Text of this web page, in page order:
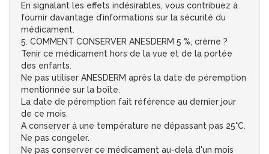
En signalant les effets indésirables, vous contribuez à
fournir davantage d’informations sur la sécurité du
médicament.
5. COMMENT CONSERVER ANESDERM 5 %, crème ?
Tenir ce médicament hors de la vue et de la portée
des enfants.
Ne pas utiliser ANESDERM après la date de péremption
mentionnée sur la boîte.
La date de péremption fait référence au dernier jour
de ce mois.
A conserver à une température ne dépassant pas 25°C.
Ne pas congeler.
Ne pas conserver ce médicament au-delà d'un mois